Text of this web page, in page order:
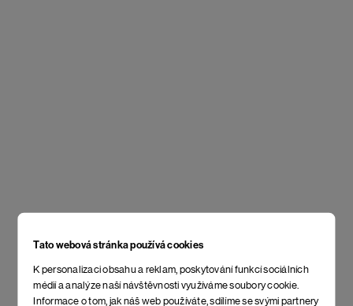
Tato webová stránka používá cookies
K personalizaci obsahu a reklam, poskytování funkcí sociálních
médií a analýze naší návštěvnosti využíváme soubory cookie.
Informace o tom, jak náš web používáte, sdílíme se svými partnery